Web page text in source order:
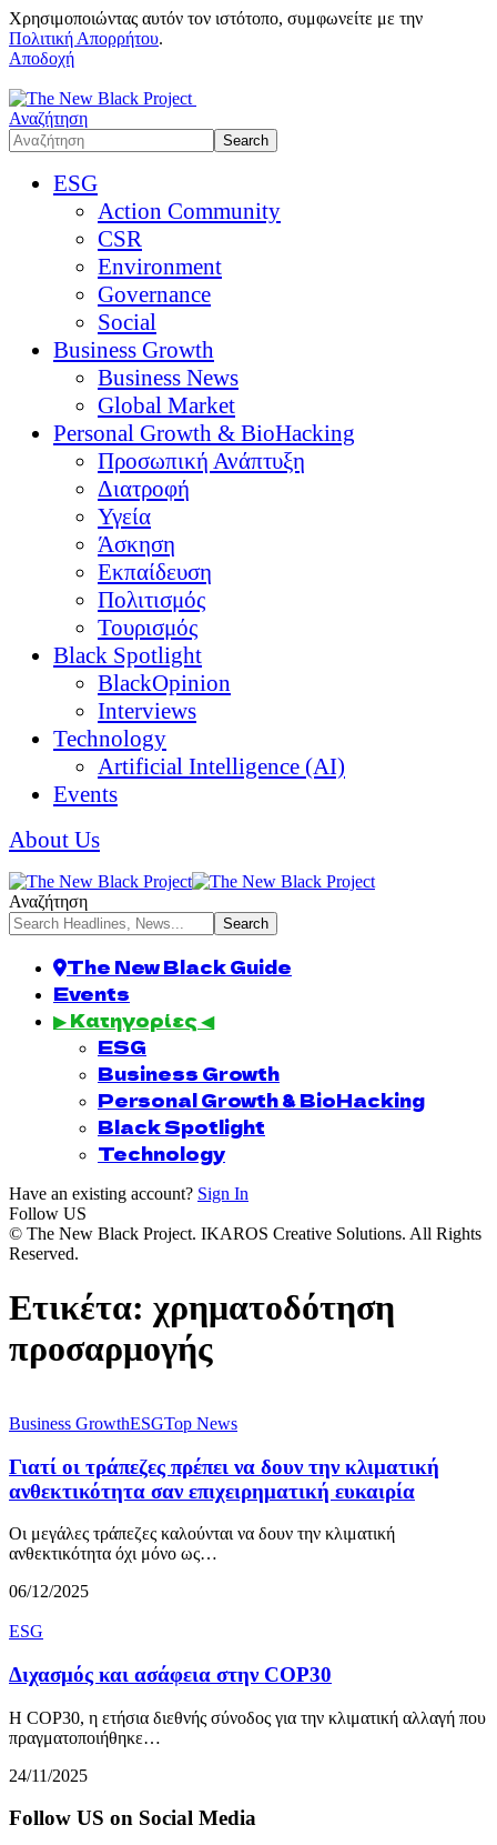
Χρησιμοποιώντας αυτόν τον ιστότοπο, συμφωνείτε με την
Πολιτική Απορρήτου.
Αποδοχή
Αναζήτηση
ESG
Action Community
CSR
Environment
Governance
Social
Business Growth
Business News
Global Market
Personal Growth & BioHacking
Προσωπική Ανάπτυξη
Διατροφή
Υγεία
Άσκηση
Εκπαίδευση
Πολιτισμός
Τουρισμός
Black Spotlight
BlackOpinion
Interviews
Technology
Artificial Intelligence (AI)
Events
About Us
Αναζήτηση
The New Black Guide
Events
▶ Κατηγορίες ◀
ESG
Business Growth
Personal Growth & BioHacking
Black Spotlight
Technology
Have an existing account? Sign In
Follow US
© The New Black Project. IKAROS Creative Solutions. All Rights
Reserved.
Ετικέτα: χρηματοδότηση
προσαρμογής
Business GrowthESGTop News
Γιατί οι τράπεζες πρέπει να δουν την κλιματική
ανθεκτικότητα σαν επιχειρηματική ευκαιρία
Οι μεγάλες τράπεζες καλούνται να δουν την κλιματική
ανθεκτικότητα όχι μόνο ως…
06/12/2025
ESG
Διχασμός και ασάφεια στην COP30
Η COP30, η ετήσια διεθνής σύνοδος για την κλιματική αλλαγή που
πραγματοποιήθηκε…
24/11/2025
Follow US on Social Media